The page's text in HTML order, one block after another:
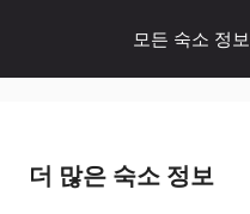
모든 숙소 정보
더 많은 숙소 정보